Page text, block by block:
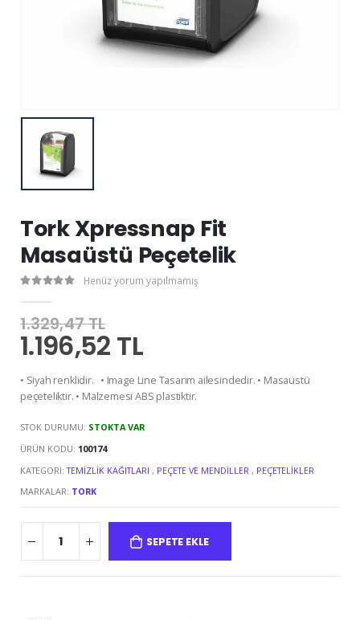
Tork Xpressnap Fit
Masaüstü Peçetelik
Henüz yorum yapılmamış
1.329,47 TL
1.196,52 TL
• Siyah renklidir. • Image Line Tasarım ailesindedir. • Masaüstü
peçeteliktir. • Malzemesi ABS plastiktir.
STOK DURUMU: STOKTA VAR
ÜRÜN KODU: 100174
KATEGORI:TEMIZLIK KAĞITLARI , PEÇETE VE MENDILLER , PEÇETELIKLER
MARKALAR: TORK
SEPETE EKLE